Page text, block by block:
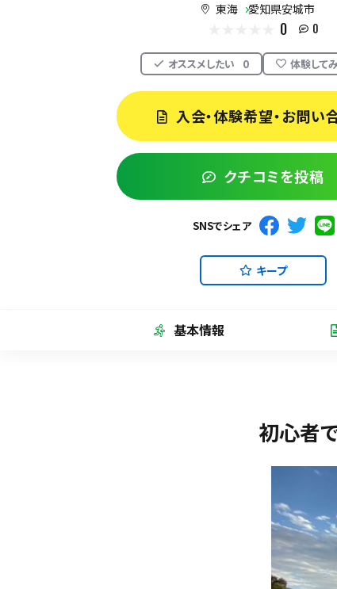
東海 愛知県安城市
0 0
オススメしたい 0 体験して
入会・体験希望・お問い
クチコミを投稿
SNSでシェア
キープ
基本情報
初心者